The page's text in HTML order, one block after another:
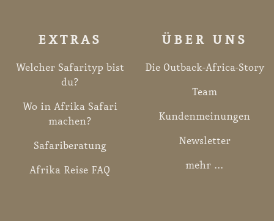
EXTRAS
Welcher Safarityp bist
du?
Wo in Afrika Safari
machen?
Safariberatung
Afrika Reise FAQ
ÜBER UNS
Die Outback-Africa-Story
Team
Kundenmeinungen
Newsletter
mehr ...